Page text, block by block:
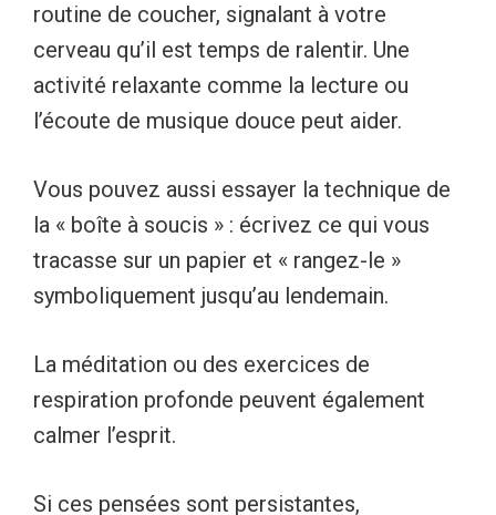
routine de coucher, signalant à votre
cerveau qu’il est temps de ralentir. Une
activité relaxante comme la lecture ou
l’écoute de musique douce peut aider.
Vous pouvez aussi essayer la technique de
la « boîte à soucis » : écrivez ce qui vous
tracasse sur un papier et « rangez-le »
symboliquement jusqu’au lendemain.
La méditation ou des exercices de
respiration profonde peuvent également
calmer l’esprit.
Si ces pensées sont persistantes,